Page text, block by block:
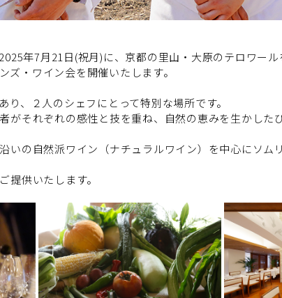
年7月21日(祝月)に、京都の里山・大原のテロワー
ズ・ワイン会を開催いたします。
、２人のシェフにとって特別な場所です。
がそれぞれの感性と技を重ね、自然の恵みを生かした
いの自然派ワイン（ナチュラルワイン）を中心にソム
提供いたします。